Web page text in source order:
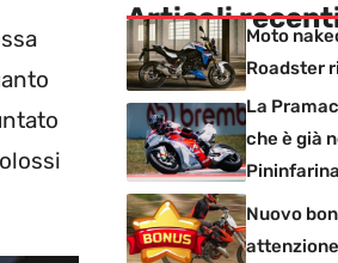
Articoli
Moto
Roadster
La
che è già
Pininfarina
Nuovo